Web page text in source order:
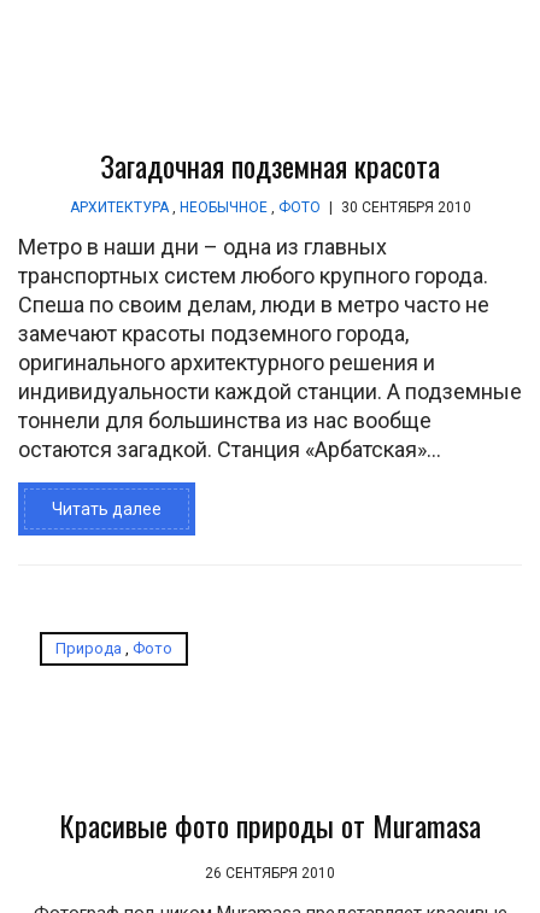
Загадочная подземная красота
АРХИТЕКТУРА, НЕОБЫЧНОЕ, ФОТО 30 СЕНТЯБРЯ 2010
Метро в наши дни – одна из главных
транспортных систем любого крупного города.
Спеша по своим делам, люди в метро часто не
замечают красоты подземного города,
оригинального архитектурного решения и
индивидуальности каждой станции. А подземные
тоннели для большинства из нас вообще
остаются загадкой. Станция «Арбатская»...
Читать далее
Природа , Фото
Красивые фото природы от Muramasa
26 СЕНТЯБРЯ 2010